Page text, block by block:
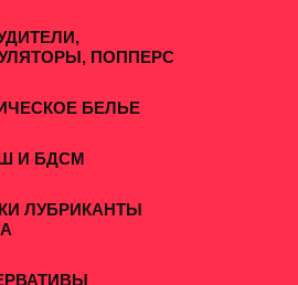
ПОППЕРС
БЕЛЬЕ
И БДСМ
ЛУБРИКАНТЫ